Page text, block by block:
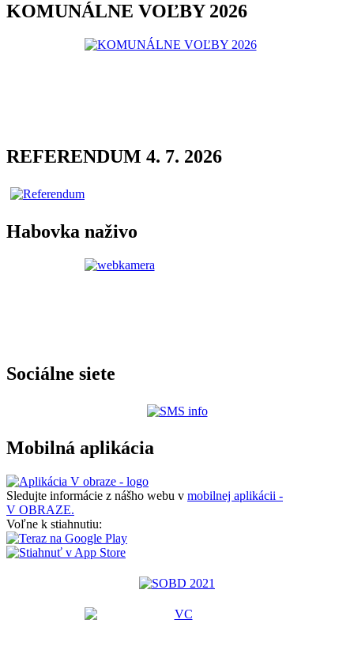
KOMUNÁLNE VOĽBY 2026
REFERENDUM 4. 7. 2026
Habovka naživo
Sociálne siete
Mobilná aplikácia
Sledujte informácie z nášho webu v mobilnej aplikácii -
V OBRAZE.
Voľne k stiahnutiu: